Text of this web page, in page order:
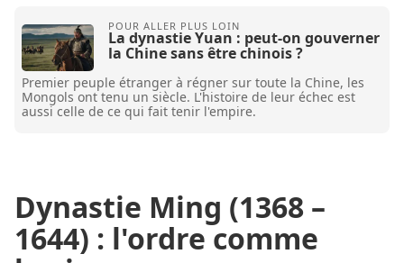
La dynastie Yuan : peut-on gouverner
la Chine sans être chinois ?
Premier peuple étranger à régner sur toute la Chine, les
Mongols ont tenu un siècle. L'histoire de leur échec est
aussi celle de ce qui fait tenir l'empire.
Dynastie Ming (1368 –
1644) : l'ordre comme